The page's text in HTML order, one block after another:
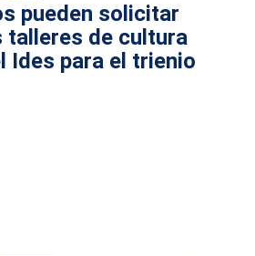
pueden solicitar
talleres de cultura
Ides para el trienio